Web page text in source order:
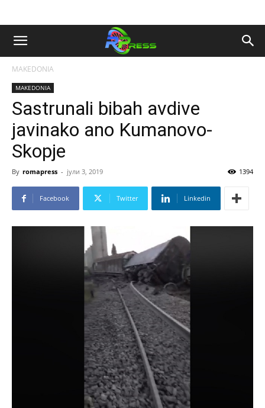
MAKEDONIA
MAKEDONIA
Sastrunali bibah avdive
javinako ano Kumanovo-
Skopje
By romapress - јули 3, 2019 1394
Facebook Twitter Linkedin